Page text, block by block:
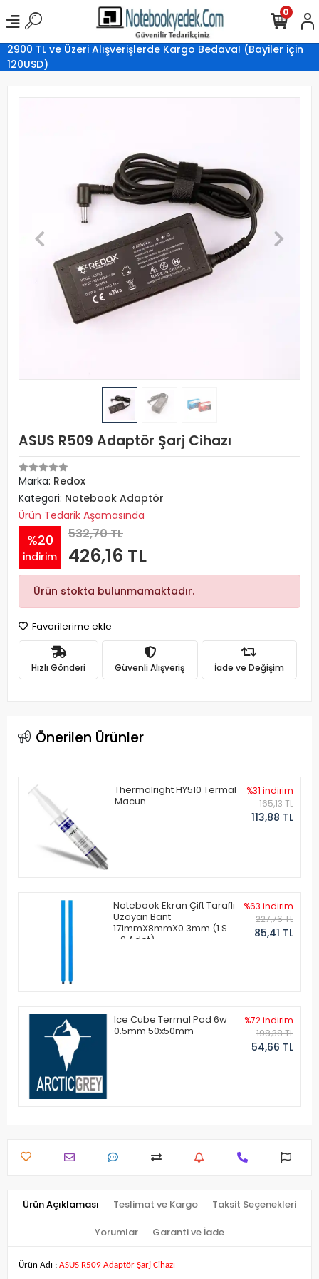
2900 TL ve Üzeri Alışverişlerde Kargo Bedava! (Bayiler için
120USD)
0
ASUS R509 Adaptör Şarj Cihazı
Marka: Redox
Kategori: Notebook Adaptör
Ürün Tedarik Aşamasında
%20
indirim
532,70 TL
426,16 TL
Ürün stokta bulunmamaktadır.
Favorilerime ekle
Hızlı Gönderi Güvenli Alışveriş İade ve Değişim
Önerilen Ürünler
Thermalright HY510 Termal
Macun
%31 indirim
165,13 TL
113,88 TL
Notebook Ekran Çift Taraflı
Uzayan Bant
171mmX8mmX0.3mm (1 Set
- 2 Adet)
%63 indirim
227,76 TL
85,41 TL
Ice Cube Termal Pad 6w
0.5mm 50x50mm
%72 indirim
198,38 TL
54,66 TL
Ürün Açıklaması Teslimat ve Kargo Taksit Seçenekleri
Yorumlar Garanti ve İade
Ürün Adı : ASUS R509 Adaptör Şarj Cihazı